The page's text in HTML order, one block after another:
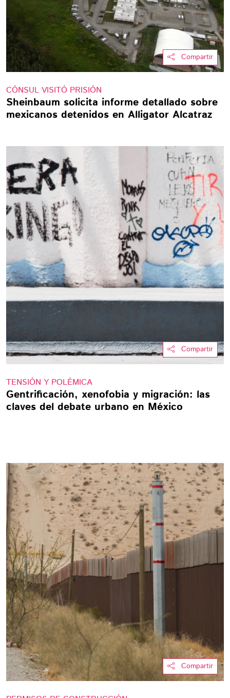
Compartir
CÓNSUL VISITÓ PRISIÓN
Sheinbaum solicita informe detallado sobre
mexicanos detenidos en Alligator Alcatraz
Compartir
TENSIÓN Y POLÉMICA
Gentrificación, xenofobia y migración: las
claves del debate urbano en México
Compartir